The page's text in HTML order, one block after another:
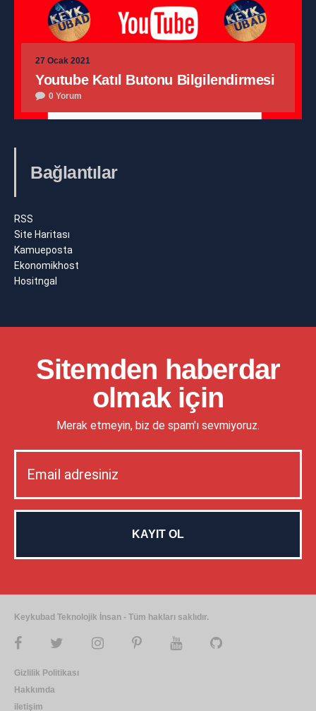
27 Ocak 2021
Youtube Katıl Butonu Bilgilendirmesi
0 Yorum
Bağlantılar
RSS
Site Haritası
Kamueposta
Ekonomikhost
Hositngal
Sitemden haberdar
olmak için
Merak etmeyin, biz de spam'ı sevmiyoruz.
Keykubad Teknolojik İnsan - Tüm hakları saklıdır.
Gizlilik Politikası
Hakkımda
iletişim